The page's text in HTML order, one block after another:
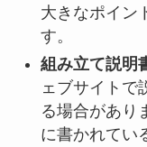
大きなポイン
す。
組み立て説明
ェブサイトで
る場合があり
に書かれてい